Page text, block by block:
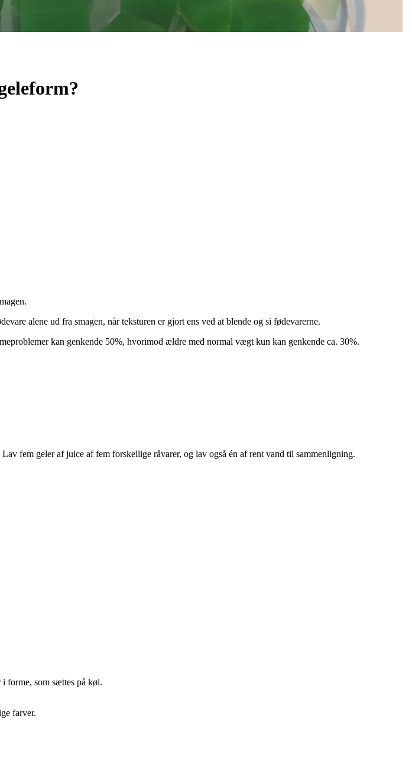
alene ud fra smagen, når teksturen er gjort ens ved at blende og si fødevarerne.
kan genkende 50%, hvorimod ældre med normal vægt kun kan genkende ca. 30%.
fem geler af juice af fem forskellige råvarer, og lav også én af rent vand til sammenligning.
forme, som sættes på køl.
farver.